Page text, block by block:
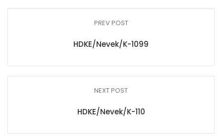
PREV POST
HDKE/Nevek/K-1099
NEXT POST
HDKE/Nevek/K-110